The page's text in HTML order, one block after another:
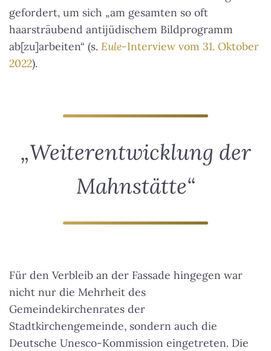
gefordert, um sich „am gesamten so oft
haarsträubend antijüdischem Bildprogramm
ab[zu]arbeiten“ (s. Eule-Interview vom 31. Oktober
2022).
„Weiterentwicklung der
Mahnstätte“
Für den Verbleib an der Fassade hingegen war
nicht nur die Mehrheit des
Gemeindekirchenrates der
Stadtkirchengemeinde, sondern auch die
Deutsche Unesco-Kommission eingetreten. Die